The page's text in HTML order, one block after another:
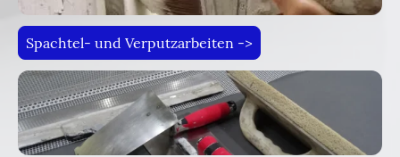
Spachtel- und Verputzarbeiten ->